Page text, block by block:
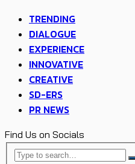
TRENDING
DIALOGUE
EXPERIENCE
INNOVATIVE
CREATIVE
SD-ERS
PR NEWS
Find Us on Socials